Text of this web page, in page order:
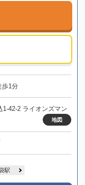
歩1分
1-42-2 ライオンズマン
地図
駅